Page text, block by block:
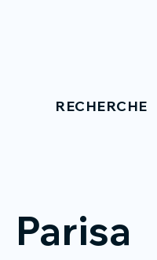
RECHERCHE
Parisa